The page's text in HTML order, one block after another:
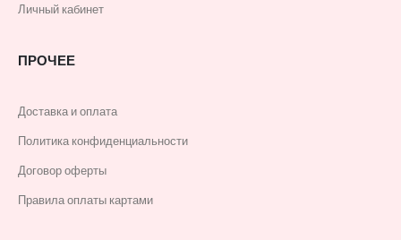
Личный кабинет
ПРОЧЕЕ
Доставка и оплата
Политика конфиденциальности
Договор оферты
Правила оплаты картами